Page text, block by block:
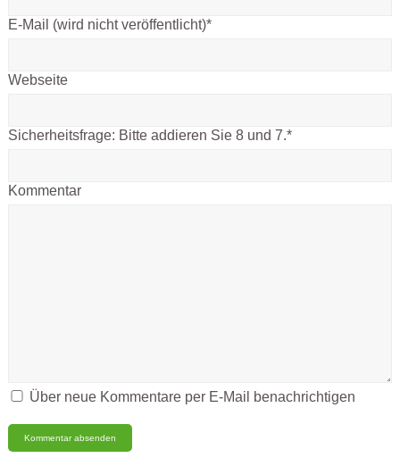
E-Mail (wird nicht veröffentlicht)*
Webseite
Sicherheitsfrage: Bitte addieren Sie 8 und 7.*
Kommentar
Über neue Kommentare per E-Mail benachrichtigen